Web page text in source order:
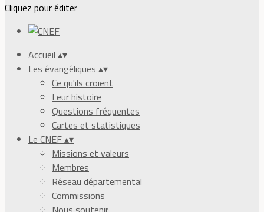
Cliquez pour éditer
Accueil ▴▾
Les évangéliques ▴▾
Ce qu'ils croient
Leur histoire
Questions fréquentes
Cartes et statistiques
Le CNEF▴▾
Missions et valeurs
Membres
Réseau départemental
Commissions